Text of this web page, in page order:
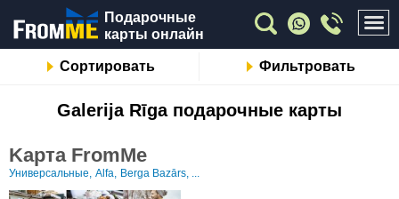
Подарочные
карты онлайн
Сортировать Фильтровать
Galerija Rīga подарочные карты
Kарта FromMe
Универсальные, Alfa, Berga Bazārs, ...